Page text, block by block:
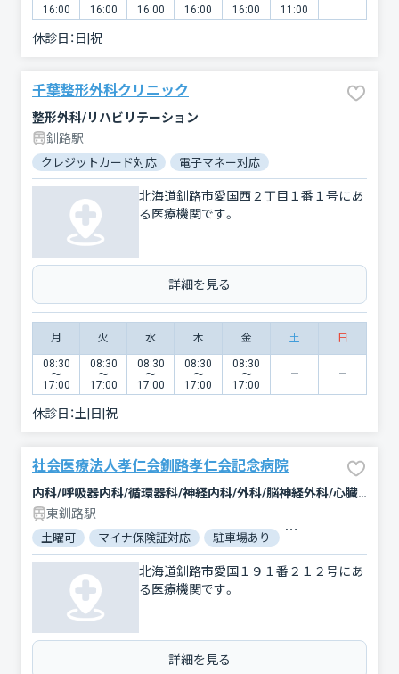
16:00
16:00
16:00
16:00
16:00
11:00
休診日： 日|祝
千葉整形外科クリニック
整形外科/リハビリテーション
釧路駅
クレジットカード対応 電子マネー対応
北海道釧路市愛国西２丁目１番１号にあ
る医療機関です。
詳細を見る
月 火 水 木 金 土 日
08:30
〜
17:00
08:30
〜
17:00
08:30
〜
17:00
08:30
〜
17:00
08:30
〜
17:00
休診日：土|日|祝
社会医療法人孝仁会釧路孝仁会記念病院
内科/呼吸器内科/循環器科/神経内科/外科/脳神経外科/心臓血管外科/整形外科/形成外科/泌尿器科/リハビリテーション/放射線科/麻酔科
東釧路駅
土曜可 マイナ保険証対応 駐車場あり
北海道釧路市愛国１９１番２１２号にあ
る医療機関です。
詳細を見る